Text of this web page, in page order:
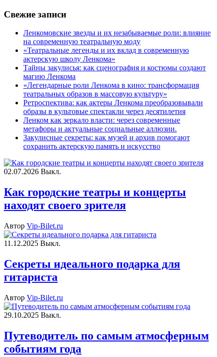
Свежие записи
Ленкомовские звезды и их незабываемые роли: влияние
на современную театральную моду
«Театральные легенды и их вклад в современную
актерскую школу Ленкома»
Тайны закулисья: как сценография и костюмы создают
магию Ленкома
«Легендарные роли Ленкома в кино: трансформация
театральных образов в массовую культуру»
Ретроспектива: как актеры Ленкома преобразовывали
образы в культовые спектакли через десятилетия
Ленком как зеркало власти: через современные
метафоры и актуальные социальные аллюзии.
Закулисные секреты: как музей и архив помогают
сохранить актерскую память и искусство
02.07.2026 Выкл.
Как городские театры и концерты
находят своего зрителя
Автор Vip-Bilet.ru
11.12.2025 Выкл.
Секреты идеального подарка для
гитариста
Автор Vip-Bilet.ru
29.10.2025 Выкл.
Путеводитель по самым атмосферным
событиям года